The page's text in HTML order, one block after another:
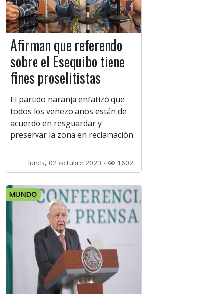
Afirman que referendo
sobre el Esequibo tiene
fines proselitistas
El partido naranja enfatizó que
todos los venezolanos están de
acuerdo en resguardar y
preservar la zona en reclamación.
lunes, 02 octubre 2023 - 1602
MUNDO